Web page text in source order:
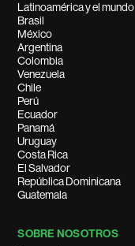
Latinoamérica y el mundo
Brasil
México
Argentina
Colombia
Venezuela
Chile
Perú
Ecuador
Panamá
Uruguay
Costa Rica
El Salvador
República Dominicana
Guatemala
SOBRE NOSOTROS